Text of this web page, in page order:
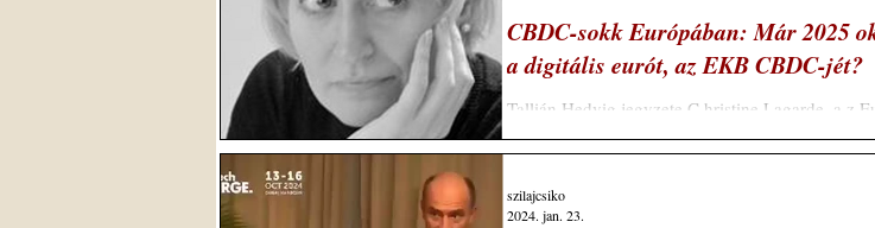
CBDC-sokk Európában: Már 2025
a digitális eurót, az EKB CBDC-jét?
Tallián Hedvig jegyzete C hristine Lagarde, a z
elnöke nemrégiben tett meglepő megjegyzése
szilajcsiko
2024. jan. 23.